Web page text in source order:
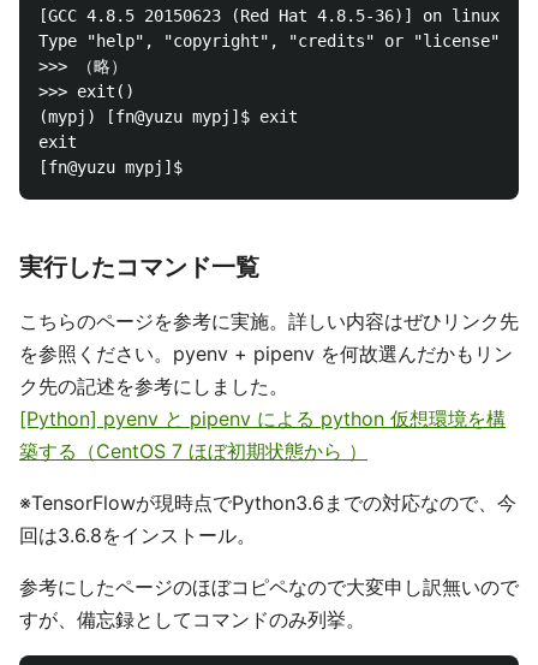
[GCC 4.8.5 20150623 (Red Hat 4.8.5-36)] on linux
Type "help", "copyright", "credits" or "license" for
>>> （略）
>>> exit()
(mypj) [fn@yuzu mypj]$ exit
exit
実行したコマンド一覧
こちらのページを参考に実施。詳しい内容はぜひリンク先
を参照ください。pyenv + pipenv を何故選んだかもリン
ク先の記述を参考にしました。
[Python] pyenv と pipenv による python 仮想環境を構
築する（CentOS 7 ほぼ初期状態から ）
※TensorFlowが現時点でPython3.6までの対応なので、今
回は3.6.8をインストール。
参考にしたページのほぼコピペなので大変申し訳無いので
すが、備忘録としてコマンドのみ列挙。